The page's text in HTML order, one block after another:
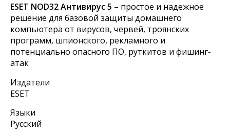
ESET NOD32 Антивирус 5 – простое и надежное
решение для базовой защиты домашнего
компьютера от вирусов, червей, троянских
программ, шпионского, рекламного и
потенциально опасного ПО, руткитов и фишинг-
атак
Издатели
ESET
Языки
Русский